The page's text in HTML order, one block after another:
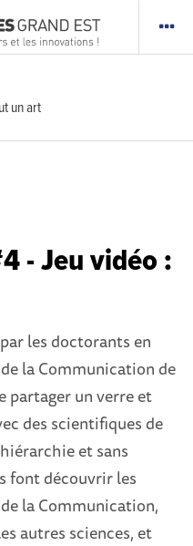
un art
- Jeu vidéo :
les doctorants en
la Communication de
partager un verre et
des scientifiques de
et sans
font découvrir les
la Communication,
autres sciences, et